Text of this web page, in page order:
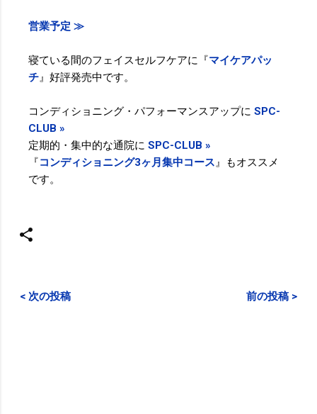
営業予定 ≫
寝ている間のフェイスセルフケアに『マイケアパッ
チ』好評発売中です。
コンディショニング・パフォーマンスアップに SPC-
CLUB »
定期的・集中的な通院に SPC-CLUB »
『コンディショニング3ヶ月集中コース』もオススメ
です。
< 次の投稿 前の投稿 >